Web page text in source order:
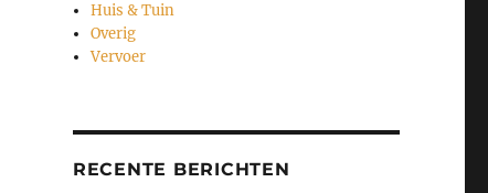
Huis & Tuin
Overig
Vervoer
RECENTE BERICHTEN